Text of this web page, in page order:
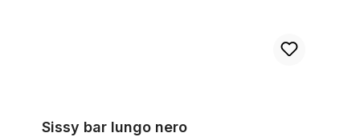
Sissy bar lungo nero